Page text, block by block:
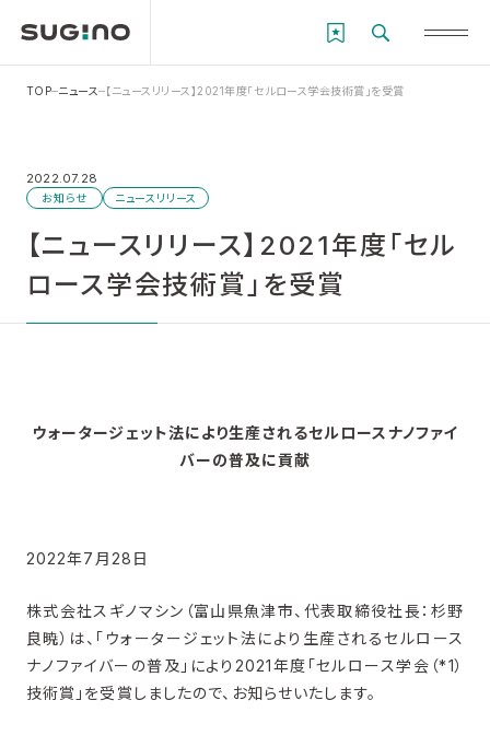
TOP ニュース 【ニュースリリース】2021年度「セルロース学会技術賞」を受賞
2022.07.28
お知らせ ニュースリリース
【ニュースリリース】2021年度「セル
ロース学会技術賞」を受賞
ウォータージェット法により生産されるセルロースナノファイ
バーの普及に貢献
2022年7月28日
株式会社スギノマシン（富山県魚津市、代表取締役社長：杉野
良暁）は、「ウォータージェット法により生産されるセルロース
ナノファイバーの普及」により2021年度「セルロース学会（*1）
技術賞」を受賞しましたので、お知らせいたします。